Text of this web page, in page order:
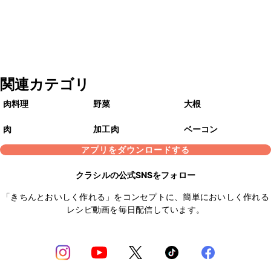
関連カテゴリ
肉料理 野菜 大根
肉 加工肉
ベーコン
アプリをダウンロードする
クラシルの公式SNSをフォロー
「きちんとおいしく作れる」をコンセプトに、簡単においしく作れる
レシピ動画を毎日配信しています。